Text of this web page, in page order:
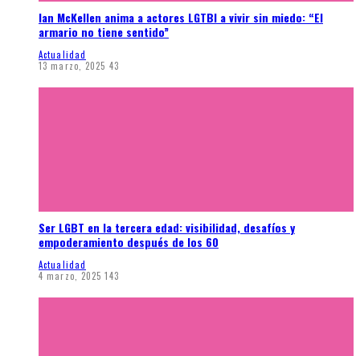
Ian McKellen anima a actores LGTBI a vivir sin miedo: “El
armario no tiene sentido”
Actualidad
13 marzo, 2025 43
Ser LGBT en la tercera edad: visibilidad, desafíos y
empoderamiento después de los 60
Actualidad
4 marzo, 2025 143